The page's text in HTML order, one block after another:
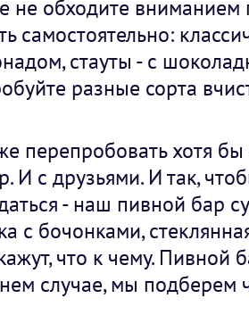
не обходите
самостоятельно:
стауты - с
разные сорта
перепробовать хотя
И с друзьями. И так,
- наш пивной бар
с бочонками,
что к чему.
случае, мы подберем